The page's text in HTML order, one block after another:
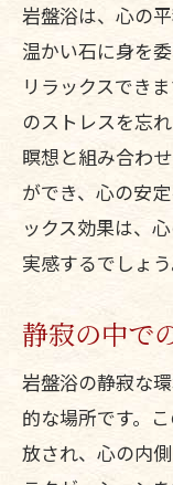
岩盤浴は、心の
温かい石に身を
リラックスでき
のストレスを忘
瞑想と組み合わ
ができ、心の安
ックス効果は、
実感するでしょう
静寂の中で
岩盤浴の静寂な
的な場所です。
放され、心の内